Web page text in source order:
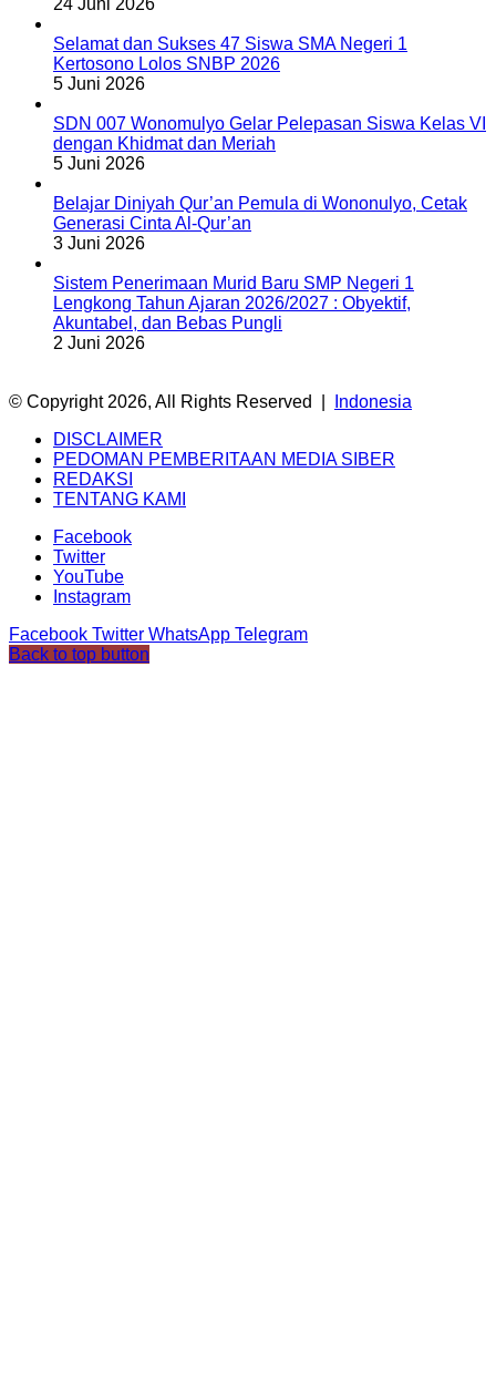
24 Juni 2026
Selamat dan Sukses 47 Siswa SMA Negeri 1
Kertosono Lolos SNBP 2026
5 Juni 2026
SDN 007 Wonomulyo Gelar Pelepasan Siswa Kelas VI
dengan Khidmat dan Meriah
5 Juni 2026
Belajar Diniyah Qur’an Pemula di Wononulyo, Cetak
Generasi Cinta Al-Qur’an
3 Juni 2026
Sistem Penerimaan Murid Baru SMP Negeri 1
Lengkong Tahun Ajaran 2026/2027 : Obyektif,
Akuntabel, dan Bebas Pungli
2 Juni 2026
© Copyright 2026, All Rights Reserved |
Indonesia
DISCLAIMER
PEDOMAN PEMBERITAAN MEDIA SIBER
REDAKSI
TENTANG KAMI
Facebook
Twitter
YouTube
Instagram
Facebook Twitter WhatsApp Telegram
Back to top button